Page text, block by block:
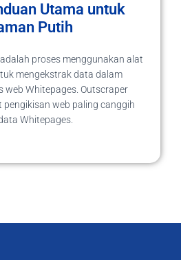
Utama untuk
Putih
proses menggunakan alat
mengekstrak data dalam
web Whitepages. Outscraper
web paling canggih
Whitepages.